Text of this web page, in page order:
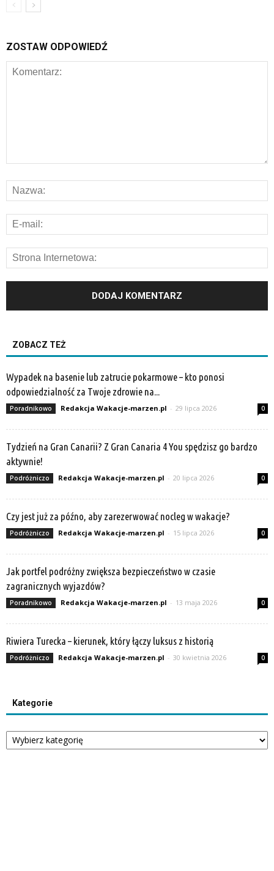
ZOSTAW ODPOWIEDŹ
ZOBACZ TEŻ
Wypadek na basenie lub zatrucie pokarmowe – kto ponosi
odpowiedzialność za Twoje zdrowie na...
Poradnikowo Redakcja Wakacje-marzen.pl - 29 lipca 2026 0
Tydzień na Gran Canarii? Z Gran Canaria 4 You spędzisz go bardzo
aktywnie!
Podróżniczo Redakcja Wakacje-marzen.pl - 20 lipca 2026 0
Czy jest już za późno, aby zarezerwować nocleg w wakacje?
Podróżniczo Redakcja Wakacje-marzen.pl - 15 lipca 2026 0
Jak portfel podróżny zwiększa bezpieczeństwo w czasie
zagranicznych wyjazdów?
Poradnikowo Redakcja Wakacje-marzen.pl - 13 maja 2026 0
Riwiera Turecka – kierunek, który łączy luksus z historią
Podróżniczo Redakcja Wakacje-marzen.pl - 30 kwietnia 2026 0
Kategorie
Kategorie